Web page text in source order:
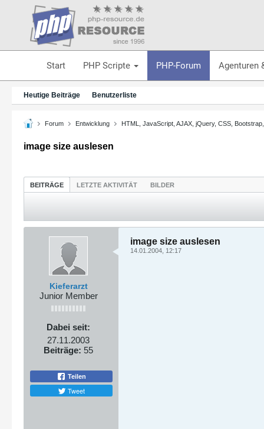
Start PHP Scripte PHP-Forum Agenturen
Heutige Beiträge Benutzerliste
Forum Entwicklung HTML, JavaScript, AJAX, jQuery, CSS,
image size auslesen
BEITRÄGE LETZTE AKTIVITÄT BILDER
Kieferarzt
Junior Member
Dabei seit:
27.11.2003
Beiträge: 55
Teilen
Tweet
image size auslesen
14.01.2004, 12:17